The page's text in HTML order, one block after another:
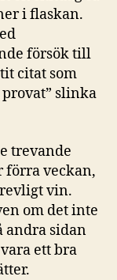
i flaskan.
försök till
citat som
slinka
trevande
förra veckan,
vin.
om det inte
andra sidan
ett bra